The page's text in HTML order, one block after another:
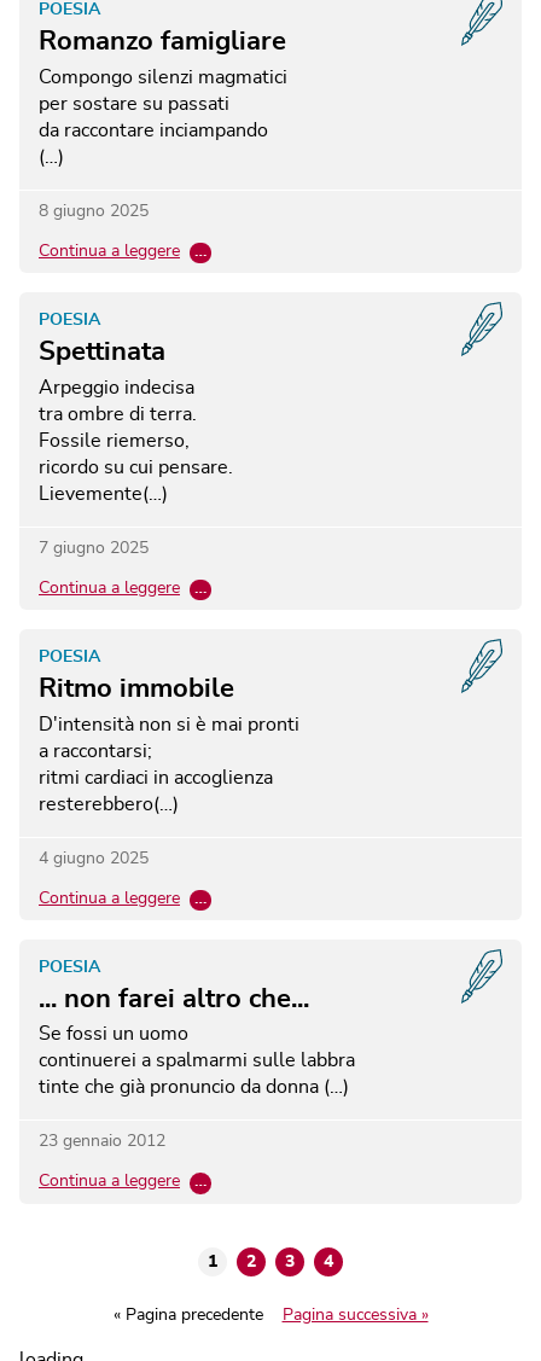
Romanzo famigliare
POESIA
Compongo silenzi magmatici
per sostare su passati
da raccontare inciampando
(…)
8 giugno 2025
Continua a leggere …
Spettinata
POESIA
Arpeggio indecisa
tra ombre di terra.
Fossile riemerso,
ricordo su cui pensare.
Lievemente(…)
7 giugno 2025
Continua a leggere …
Ritmo immobile
POESIA
D'intensità non si è mai pronti
a raccontarsi;
ritmi cardiaci in accoglienza
resterebbero(…)
4 giugno 2025
Continua a leggere …
... non farei altro che...
POESIA
Se fossi un uomo
continuerei a spalmarmi sulle labbra
tinte che già pronuncio da donna (…)
23 gennaio 2012
Continua a leggere …
1 2 3 4
« Pagina precedente Pagina successiva »